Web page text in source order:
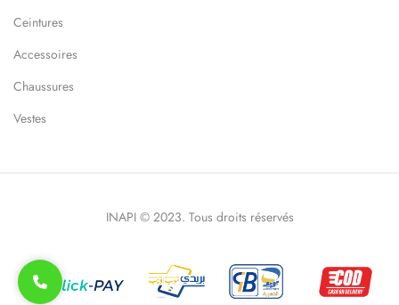
Ceintures
Accessoires
Chaussures
Vestes
INAPI © 2023. Tous droits réservés